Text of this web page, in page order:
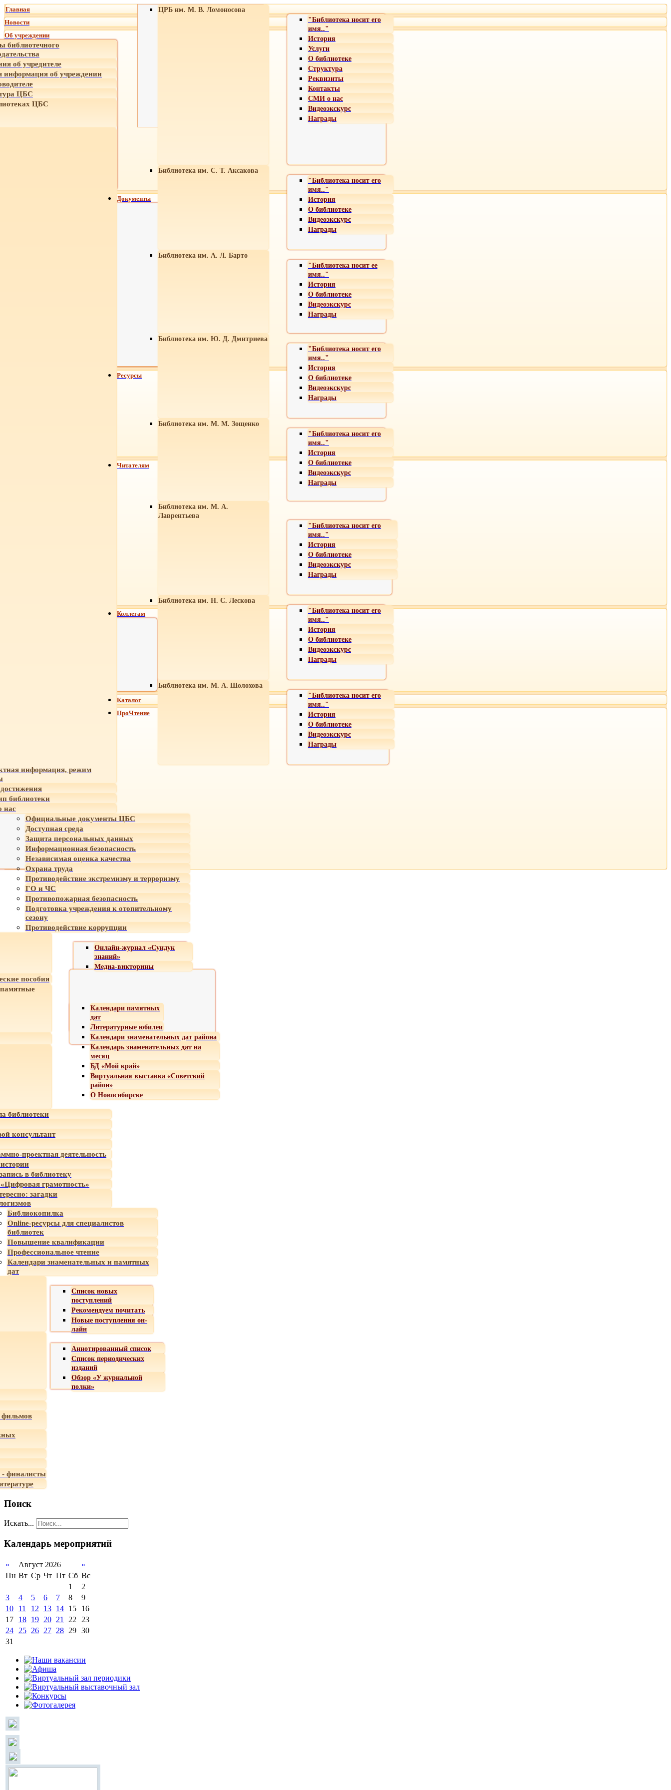
Главная
Новости
Об учреждении
библиотечного
об учредителе
об учреждении
ЦБС
ЦБС
ЦРБ им. М. В. Ломоносова
"Библиотека носит его
имя.."
История
Услуги
О библиотеке
Структура
Реквизиты
Контакты
СМИ о нас
Видеоэкскурс
Награды
Библиотека им. С. Т. Аксакова
"Библиотека носит его
имя.."
История
О библиотеке
Видеоэкскурс
Награды
Библиотека им. А. Л. Барто
"Библиотека носит ее
имя.."
История
О библиотеке
Видеоэкскурс
Награды
Библиотека им. Ю. Д. Дмитриева
"Библиотека носит его
имя.."
История
О библиотеке
Видеоэкскурс
Награды
Библиотека им. М. М. Зощенко
"Библиотека носит его
имя.."
История
О библиотеке
Видеоэкскурс
Награды
Библиотека им. М. А.
Лаврентьева
"Библиотека носит его
имя.."
История
О библиотеке
Видеоэкскурс
Награды
Библиотека им. Н. С. Лескова
"Библиотека носит его
имя.."
История
О библиотеке
Видеоэкскурс
Награды
Библиотека им. М. А. Шолохова
"Библиотека носит его
имя.."
История
О библиотеке
Видеоэкскурс
Награды
информация, режим
библиотеки
нас
Документы
Официальные документы ЦБС
Доступная среда
Защита персональных данных
Информационная безопасность
Независимая оценка качества
Охрана труда
Противодействие экстремизму и терроризму
ГО и ЧС
Противопожарная безопасность
Подготовка учреждения к отопительному
сезону
Противодействие коррупции
Ресурсы
Онлайн-журнал «Сундук
знаний»
Медиа-викторины
пособия
Календари памятных
дат
Литературные юбилеи
Календари знаменательных дат района
Календарь знаменательных дат на
месяц
БД «Мой край»
Виртуальная выставка «Советский
район»
О Новосибирске
Читателям
библиотеки
консультант
проектная деятельность
в библиотеку
грамотность»
загадки
Коллегам
Библиокопилка
Online-ресурсы для специалистов
библиотек
Повышение квалификации
Профессиональное чтение
Календари знаменательных и памятных
дат
Каталог
ПроЧтение
Список новых
поступлений
Рекомендуем почитать
Новые поступления он-
лайн
Аннотированный список
Список периодических
изданий
Обзор «У журнальной
полки»
- финалисты
Поиск
Искать...
Календарь мероприятий
« Август 2026
»
Пн Вт Ср Чт Пт Сб Вс
1
2
3
4 5 6 7 8
9
10
11 12 13 14 15
16
17
18 19 20 21 22
23
24
25 26 27 28 29 30
31